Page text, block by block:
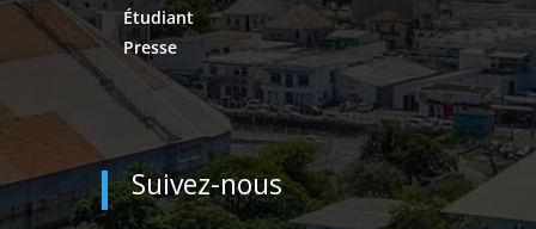
Étudiant
Presse
Suivez-nous